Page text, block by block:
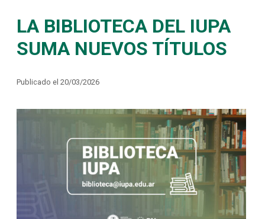
LA BIBLIOTECA DEL IUPA
SUMA NUEVOS TÍTULOS
Publicado el 20/03/2026